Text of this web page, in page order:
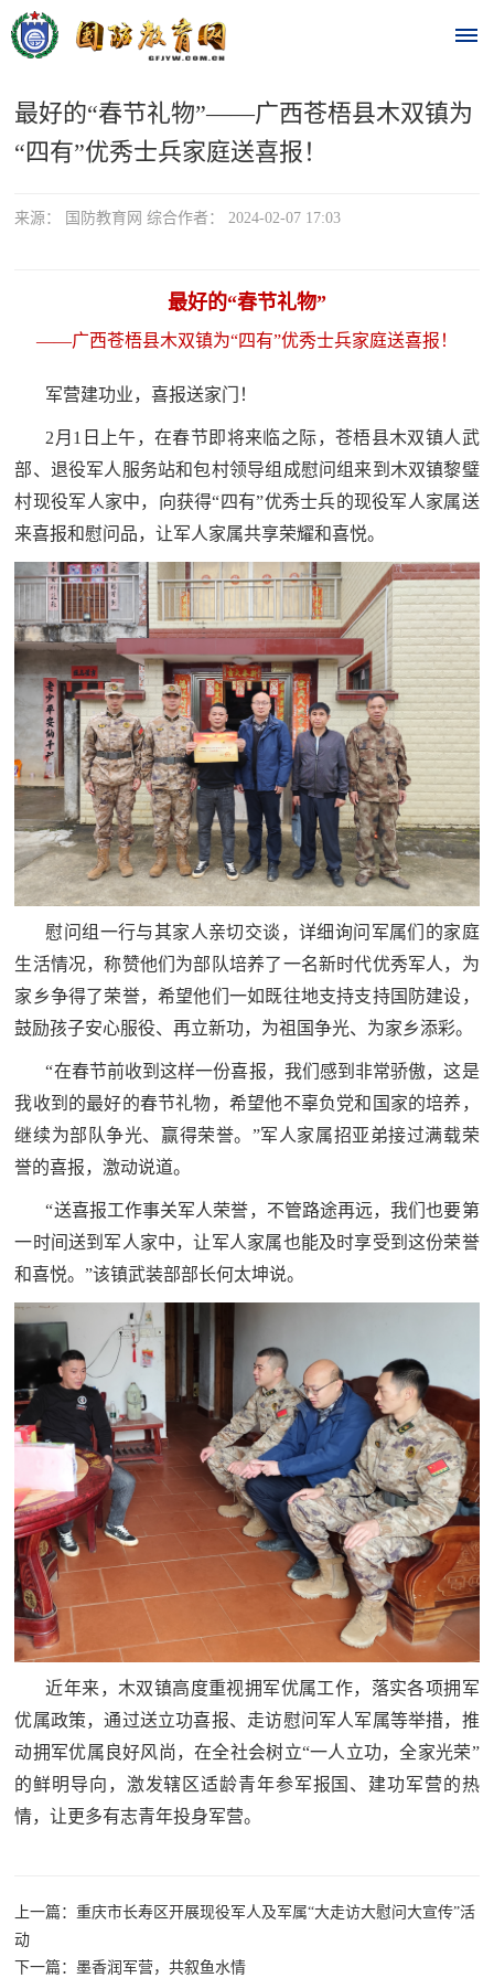
首
时
要
时
热
点
追
踪
热
追
踪
国
防
法
规
国
防
法
规
国
防
知
识
国
防
知
全
国
防
全
国
防
弟
兵
子
国
防
员
国
防
动
人
防
空
民
防
空
国
防
库
智
雄
最好的“春节礼物”——广西苍梧县木双镇为
“四有”优秀士兵家庭送喜报！
来源： 国防教育网 综合作者： 2024-02-07 17:03
最好的“春节礼物”
——广西苍梧县木双镇为“四有”优秀士兵家庭送喜报！
军营建功业，喜报送家门！
2月1日上午，在春节即将来临之际，苍梧县木双镇人武
部、退役军人服务站和包村领导组成慰问组来到木双镇黎璧
村现役军人家中，向获得“四有”优秀士兵的现役军人家属送
来喜报和慰问品，让军人家属共享荣耀和喜悦。
慰问组一行与其家人亲切交谈，详细询问军属们的家庭
生活情况，称赞他们为部队培养了一名新时代优秀军人，为
家乡争得了荣誉，希望他们一如既往地支持支持国防建设，
鼓励孩子安心服役、再立新功，为祖国争光、为家乡添彩。
“在春节前收到这样一份喜报，我们感到非常骄傲，这是
我收到的最好的春节礼物，希望他不辜负党和国家的培养，
继续为部队争光、赢得荣誉。”军人家属招亚弟接过满载荣
誉的喜报，激动说道。
“送喜报工作事关军人荣誉，不管路途再远，我们也要第
一时间送到军人家中，让军人家属也能及时享受到这份荣誉
和喜悦。”该镇武装部部长何太坤说。
近年来，木双镇高度重视拥军优属工作，落实各项拥军
优属政策，通过送立功喜报、走访慰问军人军属等举措，推
动拥军优属良好风尚，在全社会树立“一人立功，全家光荣”
的鲜明导向，激发辖区适龄青年参军报国、建功军营的热
情，让更多有志青年投身军营。
上一篇：重庆市长寿区开展现役军人及军属“大走访大慰问大宣传”活
动
下一篇：墨香润军营，共叙鱼水情